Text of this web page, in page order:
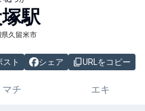
駅
久留米市
スト シェア URLをコピー
マチ エキ